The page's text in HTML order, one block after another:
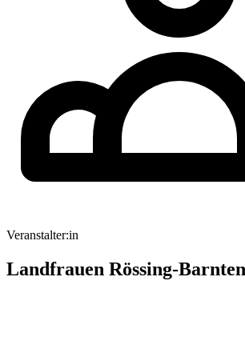
Veranstalter:in
Landfrauen Rössing-Barnten